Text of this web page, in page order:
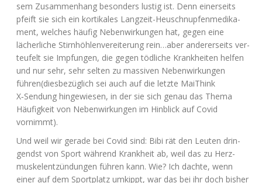
sem Zusam­men­hang beson­ders lus­tig ist. Denn einer­seits
pfeift sie sich ein kor­ti­ka­les Lang­zeit-Heu­schnup­fen­me­di­ka­
ment, wel­ches häu­fig Neben­wir­kun­gen hat, gegen eine
lächer­li­che Stirn­höh­len­ver­ei­te­rung rein…aber ande­rer­seits ver­
teu­felt sie Imp­fun­gen, die gegen töd­li­che Krank­hei­ten hel­fen
und nur sehr, sehr sel­ten zu mas­si­ven Neben­wir­kun­gen
führen(diesbezüglich sei auch auf die letz­te Mai­Think
X‑Sendung hin­ge­wie­sen, in der sie sich genau das The­ma
Häu­fig­keit von Neben­wir­kun­gen im Hin­blick auf Covid
vornimmt).
Und weil wir gera­de bei Covid sind: Bibi rät den Leu­ten drin­
gendst von Sport wäh­rend Krank­heit ab, weil das zu Herz­
mus­kel­ent­zün­dun­gen füh­ren kann. Wie? Ich dach­te, wenn
einer auf dem Sport­platz umkippt, war das bei ihr doch bis­her